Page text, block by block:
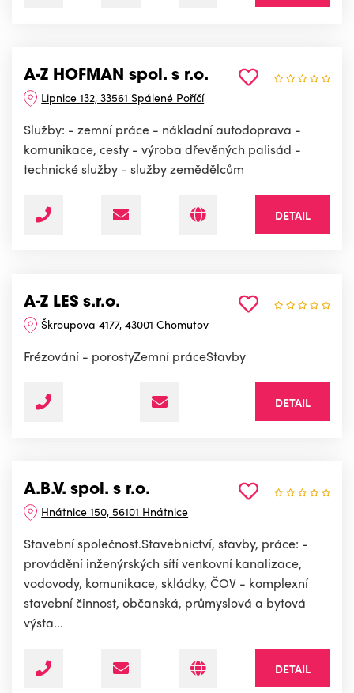
A-Z HOFMAN spol. s r.o.
Lipnice 132, 33561 Spálené Poříčí
Služby: - zemní práce - nákladní autodoprava -
komunikace, cesty - výroba dřevěných palisád -
technické služby - služby zemědělcům
DETAIL
A-Z LES s.r.o.
Škroupova 4177, 43001 Chomutov
Frézování - porostyZemní práceStavby
DETAIL
A.B.V. spol. s r.o.
Hnátnice 150, 56101 Hnátnice
Stavební společnost.Stavebnictví, stavby, práce: -
provádění inženýrských sítí venkovní kanalizace,
vodovody, komunikace, skládky, ČOV - komplexní
stavební činnost, občanská, průmyslová a bytová
výsta...
DETAIL